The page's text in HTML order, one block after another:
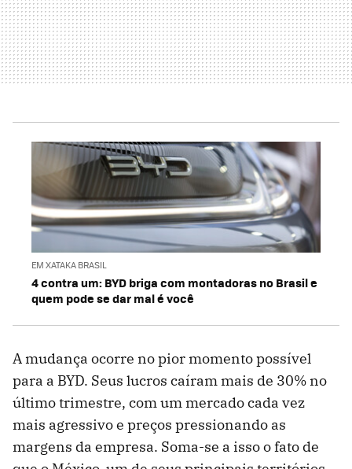
EM XATAKA BRASIL
4 contra um: BYD briga com montadoras no Brasil e
quem pode se dar mal é você
A mudança ocorre no pior momento possível
para a BYD. Seus lucros caíram mais de 30% no
último trimestre, com um mercado cada vez
mais agressivo e preços pressionando as
margens da empresa. Soma-se a isso o fato de